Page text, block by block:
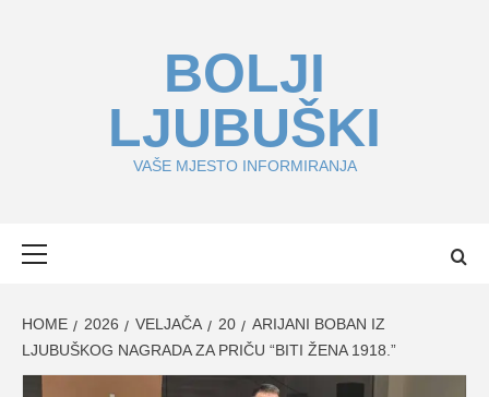
BOLJI
LJUBUŠKI
VAŠE MJESTO INFORMIRANJA
HOME 2026 VELJAČA 20
ARIJANI BOBAN IZ
LJUBUŠKOG NAGRADA ZA PRIČU “BITI ŽENA 1918.”